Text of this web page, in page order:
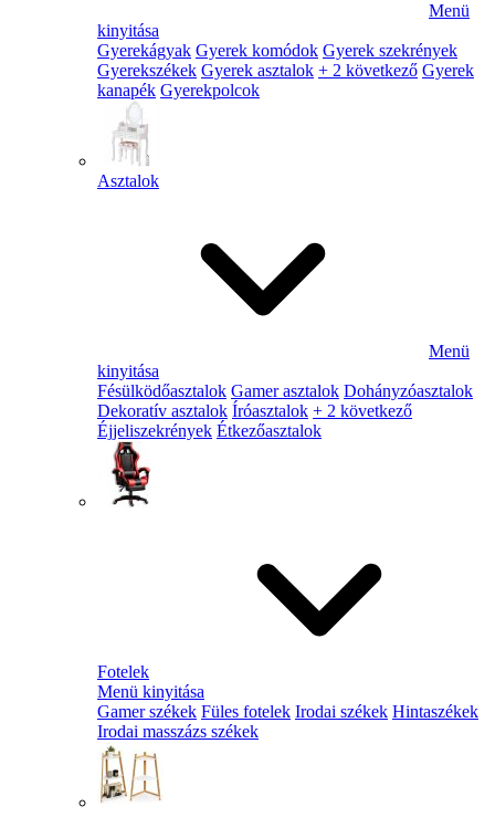
Menü
kinyitása
Gyerekágyak Gyerek komódok Gyerek szekrények
Gyerekszékek Gyerek asztalok + 2 következő Gyerek
kanapék Gyerekpolcok
Asztalok
Menü
kinyitása
Fésülködőasztalok Gamer asztalok Dohányzóasztalok
Dekoratív asztalok Íróasztalok + 2 következő
Éjjeliszekrények Étkezőasztalok
Fotelek
Menü kinyitása
Gamer székek Füles fotelek Irodai székek Hintaszékek
Irodai masszázs székek